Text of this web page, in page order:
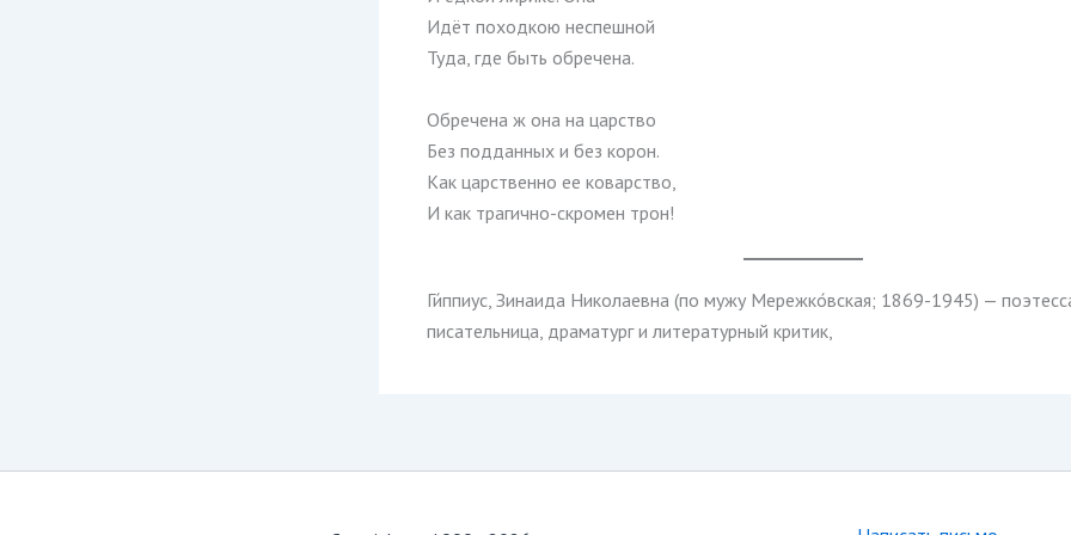
Идёт походкою неспешной
Туда, где быть обречена.
Обречена ж она на царство
Без подданных и без корон.
Как царственно ее коварство,
И как трагично-скромен трон!
Ги́ппиус, Зинаида Николаевна (по мужу Мережко́вская; 1869-1945) —
писательница, драматург и литературный критик,